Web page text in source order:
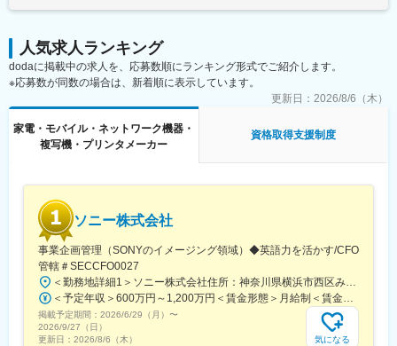
社会性のある案件：官公庁案件や地方学校のLED化など公共性・
社会貢献度の高い業務も含む
施工体制：工事はグループ会社や外部協力会社と連携して実施
勤務条件の目安：残業はおよそ月40時間程度想定、そのほかに直
既存顧客6割、新規開拓4割。
数。グループ全体のシナジーを活かし、顧客ごとに最適な組み合
わせ提案が可能です。
■教育体制
入社後は商品知識・事業理解・提案研修など充実。未経験分野で
も安心して成長できる環境です。
■就業環境
年間休日120日・週休2日制／福利厚生・各種手当あり
じて上下する可能性があります。月給(月額)は固定手当を含めた表
人気求人ランキング
dodaに掲載中の求人を、応募数順にランキング形式でご紹介します。
※応募数が同数の場合は、新着順に表示しています。
更新日： 2026/8/6（木）
家電・モバイル・ネットワーク機器・
複写機・プリンタメーカー
資格取得支援制度
ソニー株式会社
事業企画管理（SONYのイメージング領域）◆英語力を活かす/CFO
管轄＃SECCFO0027
＜勤務地詳細1＞ソニー株式会社住所：神奈川県横浜市西区みなとみらい5-1-1 受動喫煙対策：屋内全面禁煙＜勤務地詳細2＞ソニーシティ大崎住所：東京都品川区大崎2-10-1 勤務地最寄駅：JR線／大崎駅受動喫煙対策：屋内全面禁煙変更の範囲：会社の定める事業所（リモートワーク含む）
＜予定年収＞600万円～1,200万円＜賃金形態＞月給制＜賃金内訳＞月額（基本給）：350,000円～500,000円＜月給＞350,000円～500,000円＜昇給有無＞有＜残業手当＞有＜給与補足＞※年収は経験や能力を考慮の上、当社規定により決定します。賃金はあくまでも目安の金額であり、選考を通じて上下する可能性があります。月給(月額)は固定手当を含めた表記です。
掲載予定期間： 2026/6/29（月） 〜
2026/9/27（日）
更新日： 2026/8/6（木） 気になる